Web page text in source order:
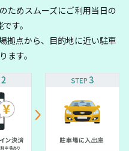
ためスムーズにご利用当日の
す。
拠点から、目的地に近い駐車
ます。